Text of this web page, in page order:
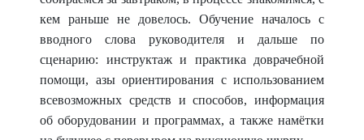
кем раньше не довелось. Обучение началось с
вводного слова руководителя и дальше по
сценарию: инструктаж и практика доврачебной
помощи, азы ориентирования с использованием
всевозможных средств и способов, информация
об оборудовании и программах, а также намётки